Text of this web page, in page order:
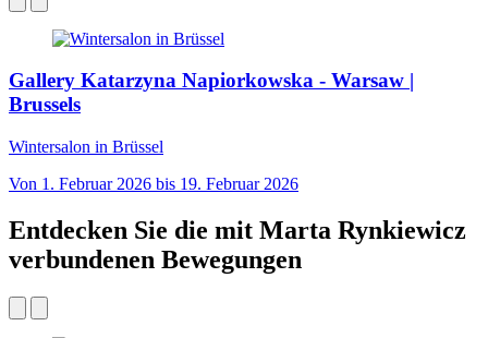
Gallery Katarzyna Napiorkowska - Warsaw |
Brussels
Wintersalon in Brüssel
Von 1. Februar 2026 bis 19. Februar 2026
Entdecken Sie die mit Marta Rynkiewicz
verbundenen Bewegungen